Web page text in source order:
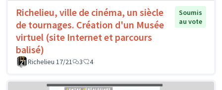
Richelieu, ville de cinéma, un siècle
de tournages. Création d'un Musée
virtuel (site Internet et parcours
balisé)
Soumis
au vote
Richelieu 17/21 3 4